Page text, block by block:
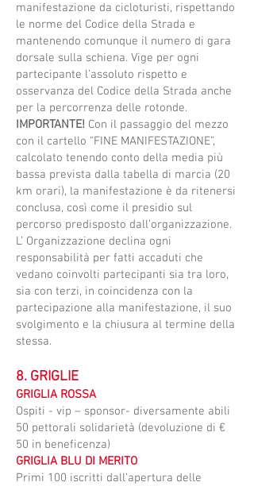
manifestazione da cicloturisti, rispettando
le norme del Codice della Strada e
mantenendo comunque il numero di gara
dorsale sulla schiena. Vige per ogni
partecipante l’assoluto rispetto e
osservanza del Codice della Strada anche
per la percorrenza delle rotonde.
IMPORTANTE! Con il passaggio del mezzo
con il cartello “FINE MANIFESTAZIONE”,
calcolato tenendo conto della media più
bassa prevista dalla tabella di marcia (20
km orari), la manifestazione è da ritenersi
conclusa, così come il presidio sul
percorso predisposto dall’organizzazione.
L’ Organizzazione declina ogni
responsabilità per fatti accaduti che
vedano coinvolti partecipanti sia tra loro,
sia con terzi, in coincidenza con la
partecipazione alla manifestazione, il suo
svolgimento e la chiusura al termine della
stessa.
8. GRIGLIE
GRIGLIA ROSSA
Ospiti - vip – sponsor- diversamente abili
50 pettorali solidarietà (devoluzione di €
50 in beneficenza)
GRIGLIA BLU DI MERITO
Primi 100 iscritti dall’apertura delle